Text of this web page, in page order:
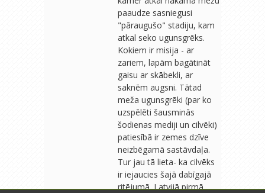
paaudze sasniegusi
"pāraugušo" stadiju, kam
atkal seko ugunsgrēks.
Kokiem ir misija - ar
zariem, lapām bagātināt
gaisu ar skābekli, ar
saknēm augsni. Tātad
meža ugunsgrēki (par ko
uzspēlēti šausminās
šodienas mediji un cilvēki)
patiesībā ir zemes dzīve
neizbēgamā sastāvdaļa.
Tur jau tā lieta- ka cilvēks
ir iejaucies šajā dabīgajā
ritējumā. Latvijā pirmā